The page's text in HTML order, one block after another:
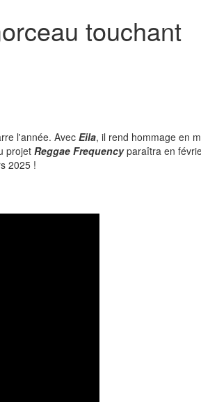
touchant
l'année. AvecEila, il rend hommage en
projet Reggae Frequencyparaîtra en
2025 !